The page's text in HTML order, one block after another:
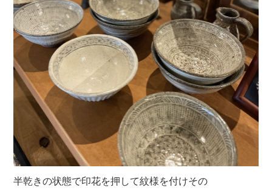
半乾きの状態で印花を押して紋様を付けその